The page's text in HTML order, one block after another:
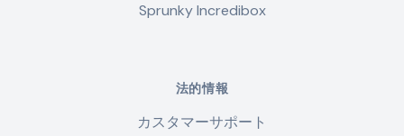
Sprunky Incredibox
法的情報
カスタマーサポート